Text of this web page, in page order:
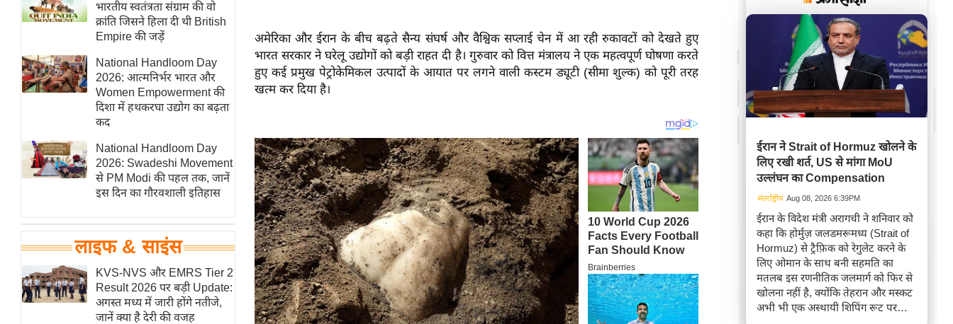
न्यूज ब्रीफ
मनोरंजन जगत
बॉलीवुड
हॉलीवुड
फिल्म समीक्षा
Breaking
News
लाइफस्टाइल
टेक्नॉलॉजी
घरेलू नुस्खे
पर्यटन स्थल
फिटनेस मंत्रा
रिलेशनशिप
राजनीति
भारतीय स्वतंत्रता संग्राम की वो
क्रांति जिसने हिला दी थी British
Empire की जड़ें
National Handloom Day
2026: आत्मनिर्भर भारत और
Women Empowerment की
दिशा में हथकरघा उद्योग का बढ़ता
कद
National Handloom Day
2026: Swadeshi Movement
से PM Modi की पहल तक, जानें
इस दिन का गौरवशाली इतिहास
लाइफ & साइंस
KVS-NVS और EMRS Tier 2
Result 2026 पर बड़ी Update:
अगस्त मध्य में जारी होंगे नतीजे,
जानें क्या है देरी की वजह
अमेरिका और ईरान के बीच बढ़ते सैन्य संघर्ष और वैश्विक सप्लाई चेन में आ रही रुकावटों को देखते हुए
भारत सरकार ने घरेलू उद्योगों को बड़ी राहत दी है। गुरुवार को वित्त मंत्रालय ने एक महत्वपूर्ण घोषणा करते
हुए कई प्रमुख पेट्रोकेमिकल उत्पादों के आयात पर लगने वाली कस्टम ड्यूटी (सीमा शुल्क) को पूरी तरह
खत्म कर दिया है।
ईरान ने Strait of Hormuz खोलने के
लिए रखी शर्त, US से मांगा MoU
उल्लंघन का Compensation
अंतर्राष्ट्रीय Aug 08, 2026 6:39PM
ईरान के विदेश मंत्री अरागची ने शनिवार को
कहा कि होर्मुज़ जलडमरूमध्य (Strait of
Hormuz) से ट्रैफ़िक को रेगुलेट करने के
लिए ओमान के साथ बनी सहमति का
मतलब इस रणनीतिक जलमार्ग को फिर से
खोलना नहीं है, क्योंकि तेहरान और मस्कट
अभी भी एक अस्थायी शिपिंग रूट पर